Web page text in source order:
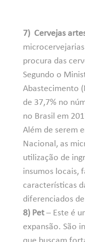
7) Cervejas
procura das
Segundo o
Abastecimento
de 37,7% no
no Brasil em
Além de serem
Nacional, as
utilização de
insumos locais,
características
diferenciados
8) Pet– Este é
expansão. São